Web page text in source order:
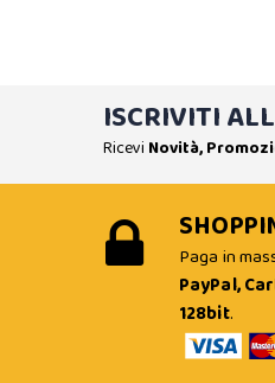
ISCRIVITI
Ricevi Novità,
Paga in
PayPal,
128bit.